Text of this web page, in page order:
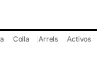
Colla Arrels Activos